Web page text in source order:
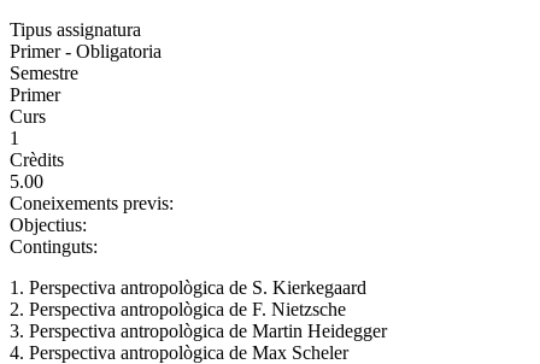
Tipus assignatura
Primer - Obligatoria
Semestre
Primer
Curs
1
Crèdits
5.00
Coneixements previs:
Objectius:
Continguts:
1. Perspectiva antropològica de S. Kierkegaard
2. Perspectiva antropològica de F. Nietzsche
3. Perspectiva antropològica de Martin Heidegger
4. Perspectiva antropològica de Max Scheler